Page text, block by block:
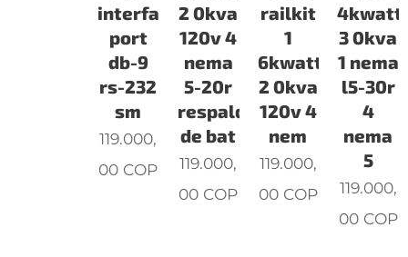
interface
port
db-9
rs-232
sm
119.000,
00 COP
2 0kva
120v 4
nema
5-20r
respaldo
de bat
119.000,
00 COP
railkit
1
6kwatts
2 0kva
120v 4
nem
119.000,
00COP
3 0kva
1 nema
l5-30r
4
nema
5
119.000,
00COP